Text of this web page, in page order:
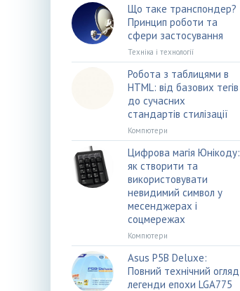
Що таке транспондер?
Принцип роботи та
сфери застосування
Техніка і технології
Робота з таблицями в
HTML: від базових тегів
до сучасних
стандартів стилізації
Компютери
Цифрова магія Юнікоду:
як створити та
використовувати
невидимий символ у
месенджерах і
соцмережах
Компютери
Asus P5B Deluxe:
Повний технічний огляд
легенди епохи LGA775